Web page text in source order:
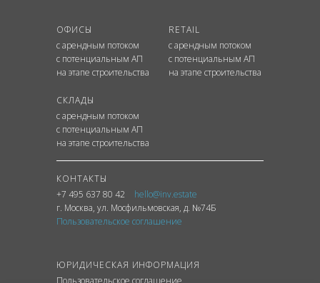
ОФИСЫ
с арендным потоком
с потенциальным АП
на этапе строительства
RETAIL
с арендным потоком
с потенциальным АП
на этапе строительства
СКЛАДЫ
с арендным потоком
с потенциальным АП
на этапе строительства
КОНТАКТЫ
+7 495 637 80 42
hello@inv.estate
г. Москва, ул. Мосфильмовская, д. №74Б
Пользовательское соглашение
ЮРИДИЧЕСКАЯ ИНФОРМАЦИЯ
Пользовательское соглашение